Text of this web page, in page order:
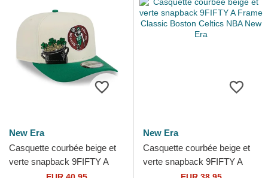
New Era
Casquette courbée beige et
verte snapback 9FIFTY A
Frame Precurved Hardwood
New Era
Casquette courbée beige et
verte snapback 9FIFTY A
Frame Classic Boston